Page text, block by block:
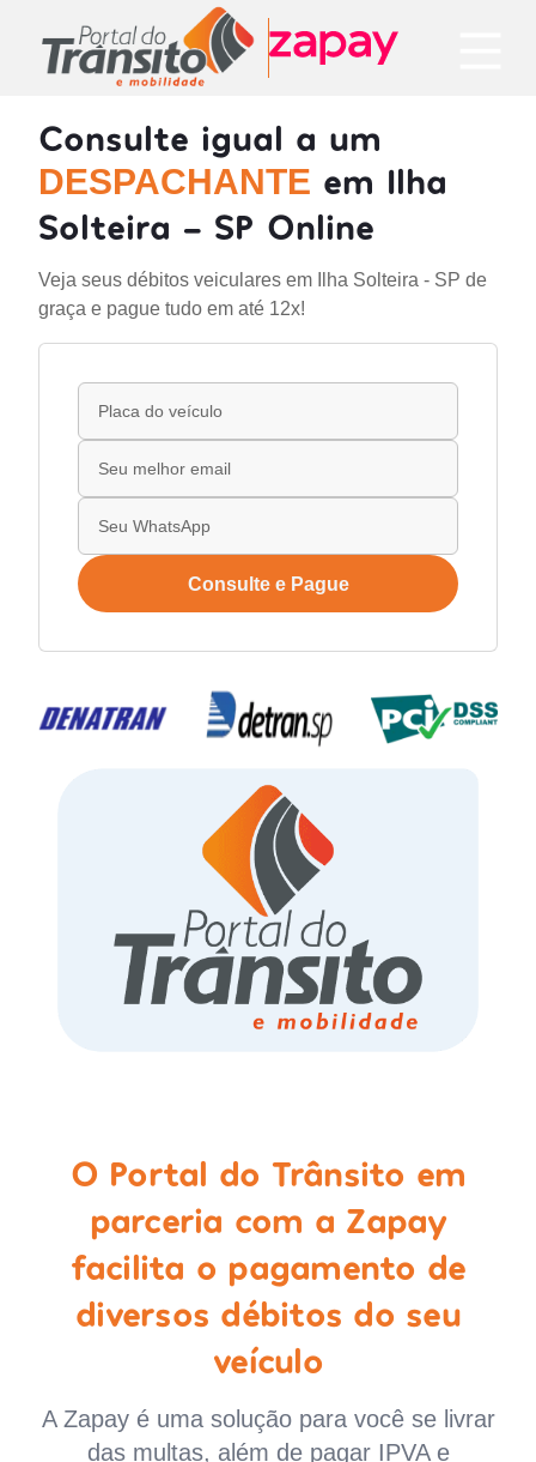
Consulte igual a um
DESPACHANTE em Ilha
Solteira - SP Online
Veja seus débitos veiculares em Ilha Solteira - SP de
graça e pague tudo em até 12x!
Consulte e Pague
O Portal do Trânsito em
parceria com a Zapay
facilita o pagamento de
diversos débitos do seu
veículo
A Zapay é uma solução para você se livrar
das multas, além de pagar IPVA e